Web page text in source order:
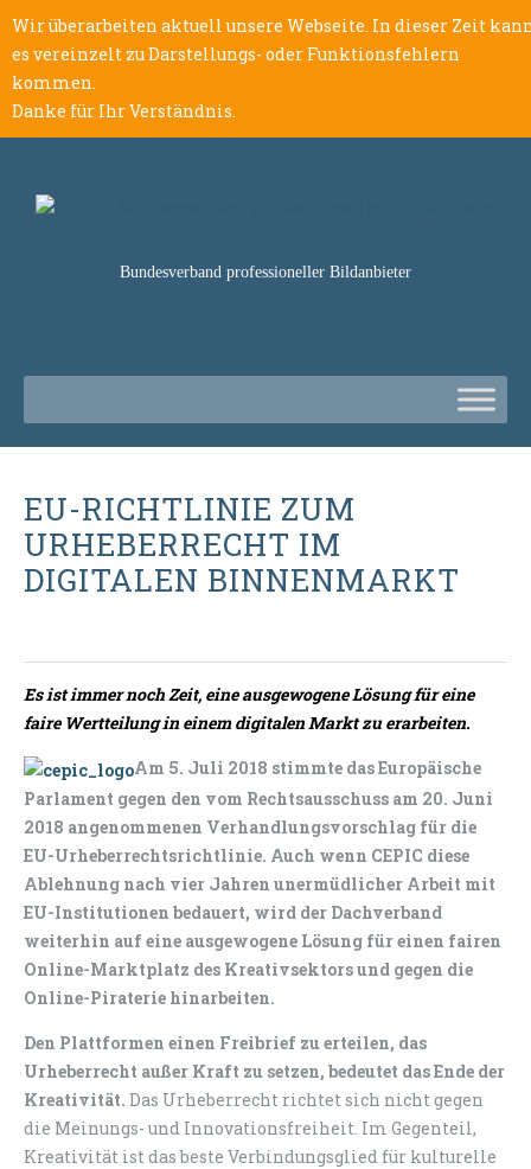
Wir überarbeiten aktuell unsere Webseite. In dieser Zeit
es vereinzelt zu Darstellungs- oder Funktionsfehlern
kommen.
Danke für Ihr Verständnis.
Bundesverband professioneller Bildanbieter
EU-RICHTLINIE ZUM
URHEBERRECHT IM
DIGITALEN BINNENMARKT
Es ist immer noch Zeit, eine ausgewogene Lösung für eine
faire Wertteilung in einem digitalen Markt zu erarbeiten.
Am 5. Juli 2018 stimmte das Europäische
Parlament gegen den vom Rechtsausschuss am 20. Juni
2018 angenommenen Verhandlungsvorschlag für die
EU-Urheberrechtsrichtlinie. Auch wenn CEPIC diese
Ablehnung nach vier Jahren unermüdlicher Arbeit mit
EU-Institutionen bedauert, wird der Dachverband
weiterhin auf eine ausgewogene Lösung für einen fairen
Online-Marktplatz des Kreativsektors und gegen die
Online-Piraterie hinarbeiten.
Den Plattformen einen Freibrief zu erteilen, das
Urheberrecht außer Kraft zu setzen, bedeutet das Ende der
Kreativität. Das Urheberrecht richtet sich nicht gegen
die Meinungs- und Innovationsfreiheit. Im Gegenteil,
Kreativität ist das beste Verbindungsglied für kulturelle